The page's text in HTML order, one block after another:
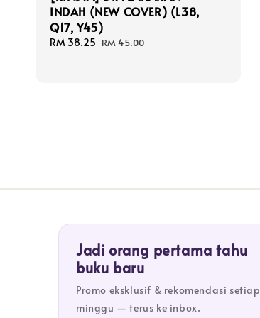
INDAH (NEW COVER) (L38,
Q17, Y45)
Sale
RM 38.25 Regular
RM 45.00
Jadi orang pertama tahu
buku baru
Promo eksklusif & rekomendasi setiap
minggu — terus ke inbox.